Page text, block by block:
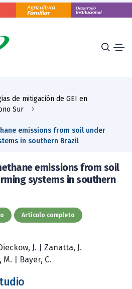
de mitigación de GEI en
Sur
emissions from soil under
in southern Brazil
emissions from soil
systems in southern
Artículo completo
J.
Zanatta, J.
M. Bayer, C.